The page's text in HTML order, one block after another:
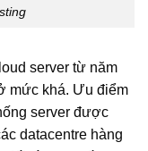
server từ năm
mức khá. Ưu điểm
server được
datacentre hàng